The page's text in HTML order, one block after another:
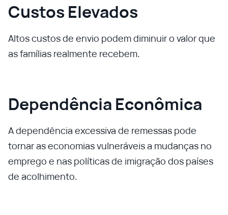
Custos Elevados
Altos custos de envio podem diminuir o valor que
as famílias realmente recebem.
Dependência Econômica
A dependência excessiva de remessas pode
tornar as economias vulneráveis a mudanças no
emprego e nas políticas de imigração dos países
de acolhimento.